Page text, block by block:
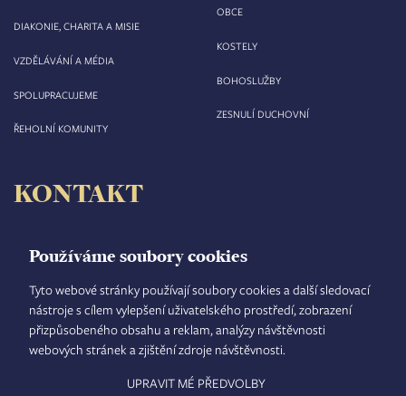
Používáme soubory cookies
Tyto webové stránky používají soubory cookies a další sledovací
nástroje s cílem vylepšení uživatelského prostředí, zobrazení
přizpůsobeného obsahu a reklam, analýzy návštěvnosti
webových stránek a zjištění zdroje návštěvnosti.
UPRAVIT MÉ PŘEDVOLBY
DIAKONIE, CHARITA A MISIE
VZDĚLÁVÁNÍ A MÉDIA
SPOLUPRACUJEME
ŘEHOLNÍ KOMUNITY
OBCE
KOSTELY
BOHOSLUŽBY
ZESNULÍ DUCHOVNÍ
KONTAKT
Velké náměstí 35/44
500 03 Hradec Králové
tel.: +420 495 063 611
IČO: 00 44 51 34
DIČ: CZ 00 44 51 34
Číslo účtu: 1006010044/5500
TISKOVÝ MLUVČÍ INTRANET MAPA STRÁNEK